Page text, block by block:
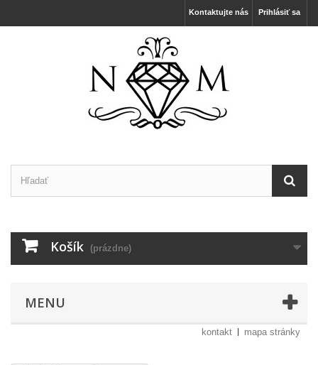
Prihlásiť sa
Kontaktujte nás
Košík (prázdne)
MENU
kontakt mapa stránky